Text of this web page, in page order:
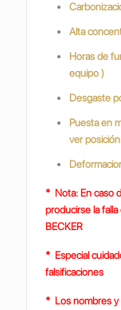
Alta
Horas de
equipo )
Desgaste
Puesta en
ver
* Nota: En caso
producirse la
BECKER
* Especial
falsificaciones
* Los nombres y